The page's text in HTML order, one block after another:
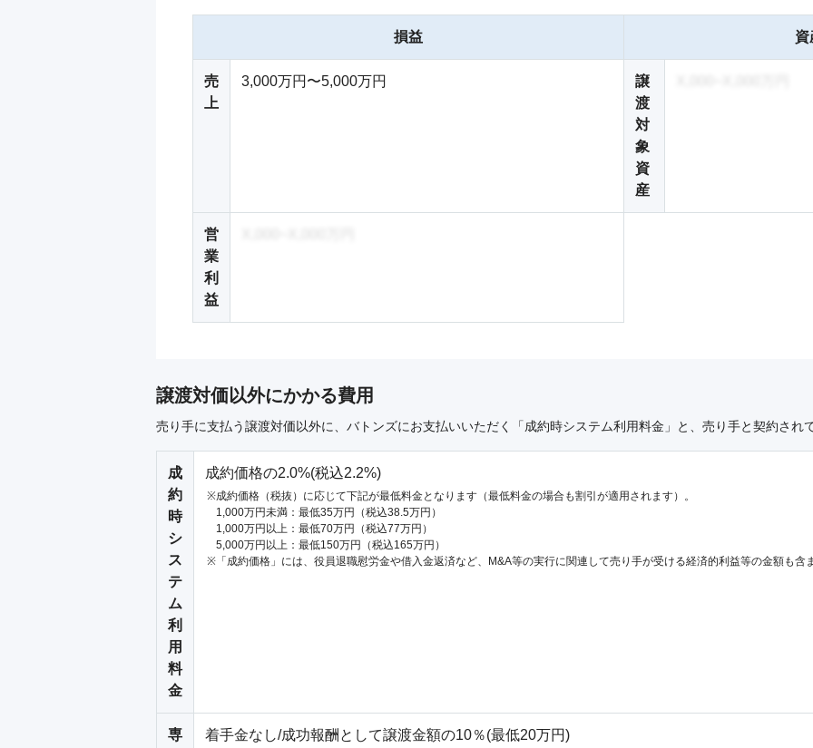
損益
売
上
3,000万円〜5,000万円
営
業
利
益
資
譲
渡
対
象
資
産
譲渡対価以外にかかる費用
売り手に支払う譲渡対価以外に、バトンズにお支払いいただく「成約時システム利用料金」と、売り手と契約され
成
約
時
シ
ス
テ
ム
利
用
料
金
成約価格の2.0%(税込2.2%)
成約価格（税抜）に応じて下記が最低料金となります（最低料金の場合も割引が適用されます）。
1,000万円未満：最低35万円（税込38.5万円）
1,000万円以上：最低70万円（税込77万円）
5,000万円以上：最低150万円（税込165万円）
「成約価格」には、役員退職慰労金や借入金返済など、M&A等の実行に関連して売り手が受ける経済的利益等の金額も含
専
着手金なし/成功報酬として譲渡金額の10％(最低20万円)